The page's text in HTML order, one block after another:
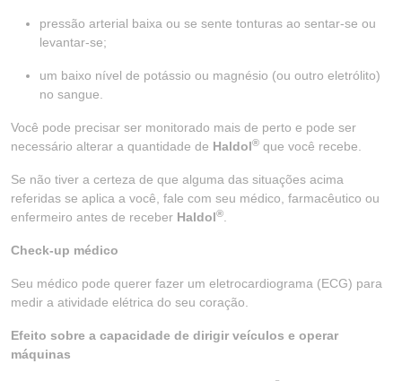
pressão arterial baixa ou se sente tonturas ao sentar-se ou
levantar-se;
um baixo nível de potássio ou magnésio (ou outro eletrólito)
no sangue.
Você pode precisar ser monitorado mais de perto e pode ser
necessário alterar a quantidade de Haldol® que você recebe.
Se não tiver a certeza de que alguma das situações acima
referidas se aplica a você, fale com seu médico, farmacêutico ou
enfermeiro antes de receber Haldol®
Check-up médico
Seu médico pode querer fazer um eletrocardiograma (ECG) para
medir a atividade elétrica do seu coração.
Efeito sobre a capacidade de dirigir veículos e operar
máquinas